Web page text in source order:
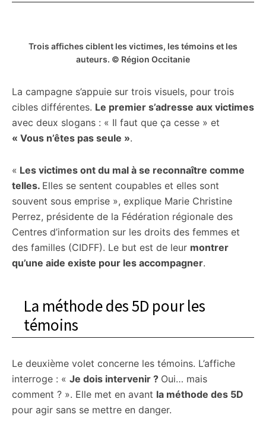
Trois affiches ciblent les victimes, les témoins et les
auteurs. © Région Occitanie
La campagne s’appuie sur trois visuels, pour trois
cibles différentes. Le premier s’adresse aux victimes
avec deux slogans : « Il faut que ça cesse » et
« Vous n’êtes pas seule ».
« Les victimes ont du mal à se reconnaître comme
telles. Elles se sentent coupables et elles sont
souvent sous emprise », explique Marie Christine
Perrez, présidente de la Fédération régionale des
Centres d’information sur les droits des femmes et
des familles (CIDFF). Le but est de leur montrer
qu’une aide existe pour les accompagner.
La méthode des 5D pour les
témoins
Le deuxième volet concerne les témoins. L’affiche
interroge : « Je dois intervenir ? Oui… mais
comment ? ». Elle met en avant la méthode des 5D
pour agir sans se mettre en danger.